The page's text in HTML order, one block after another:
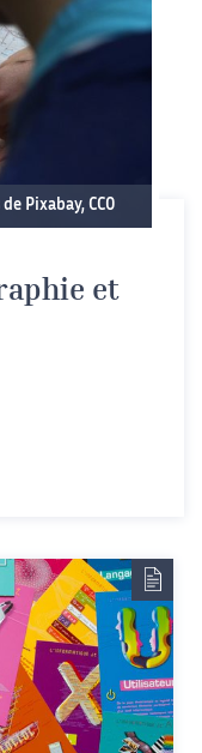
Pixabay, CC0
et